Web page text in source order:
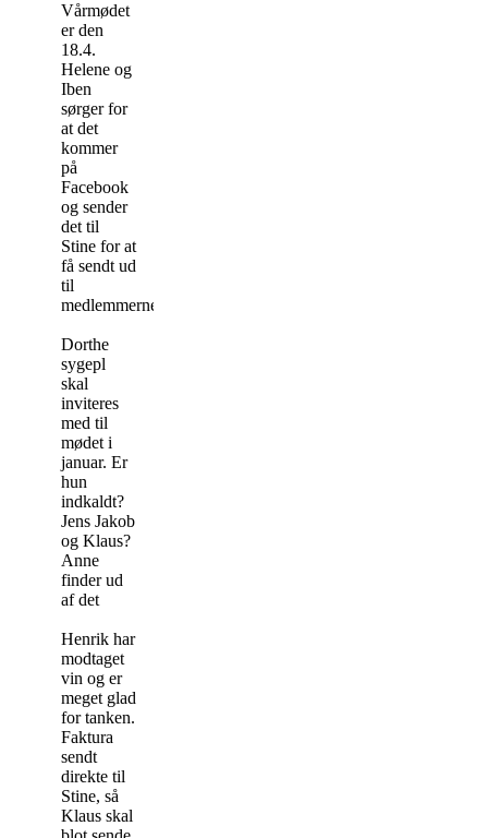
Vårmødet
er den
18.4.
Helene og
Iben
sørger for
at det
kommer
på
Facebook
og sender
det til
Stine for at
få sendt ud
til
medlemmerne.
Dorthe
sygepl
skal
inviteres
med til
mødet i
januar. Er
hun
indkaldt?
Jens Jakob
og Klaus?
Anne
finder ud
af det
Henrik har
modtaget
vin og er
meget glad
for tanken.
Faktura
sendt
direkte til
Stine, så
Klaus skal